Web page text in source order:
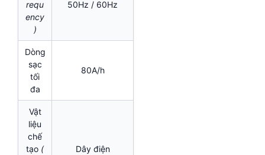
requ
ency
)
50Hz / 60Hz
Dòng
sạc
tối
đa
80A/h
Vật
liệu
chế
tạo (
Dây điện